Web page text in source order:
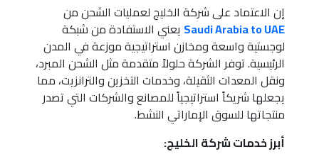
إن الاعتماد على شركة الخليج لعمليات الشحن من
Saudi Arabia to UAE يعني الاستفادة من شبكة
لوجستية واسعة ومخازن استراتيجية موزعة في المدن
الرئيسية. توفر الشركة حلولاً متقدمة مثل الشحن المبرد،
ونقل المعدات الثقيلة، وخدمات التخزين والترانزيت، مما
يجعلها شريكاً استراتيجياً للمصانع والشركات التي تصدر
منتجاتها للسوق الإماراتي النشط.
أبرز خدمات شركة الخليج: